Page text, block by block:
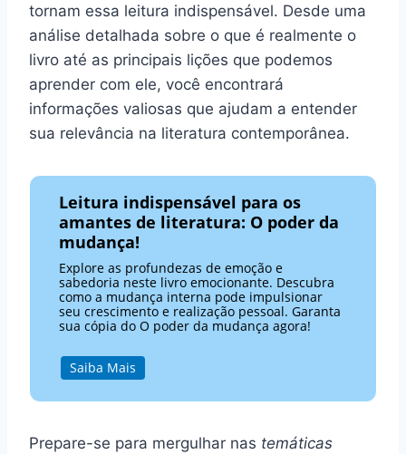
tornam essa leitura indispensável. Desde uma
análise detalhada sobre o que é realmente o
livro até as principais lições que podemos
aprender com ele, você encontrará
informações valiosas que ajudam a entender
sua relevância na literatura contemporânea.
Leitura indispensável para os
amantes de literatura: O poder da
mudança!
Explore as profundezas de emoção e
sabedoria neste livro emocionante. Descubra
como a mudança interna pode impulsionar
seu crescimento e realização pessoal. Garanta
sua cópia do O poder da mudança agora!
Saiba Mais
Prepare-se para mergulhar nas temáticas